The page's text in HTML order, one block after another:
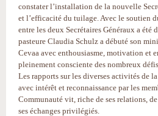
constater l’installation de la nouvelle
et l’efficacité du tuilage. Avec le soutien
entre les deux Secrétaires Généraux a été
pasteure Claudia Schulz a débuté son
Cevaa avec enthousiasme, motivation et
pleinement consciente des nombreux
Les rapports sur les diverses activités de
avec intérêt et reconnaissance par les
Communauté vit, riche de ses relations,
ses échanges privilégiés.